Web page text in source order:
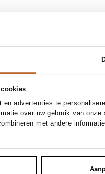
en advertenties te
over uw gebruik van
met andere